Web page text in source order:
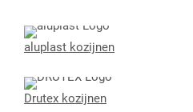
aluplast kozijnen
Drutex kozijnen